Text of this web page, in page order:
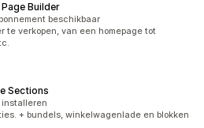
Builder
beschikbaar
te verkopen, van een homepage tot
Sections
+ bundels, winkelwagenlade en blokken